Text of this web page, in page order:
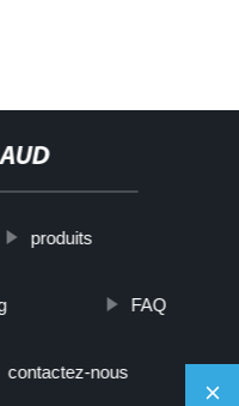
produits
FAQ
contactez-nous